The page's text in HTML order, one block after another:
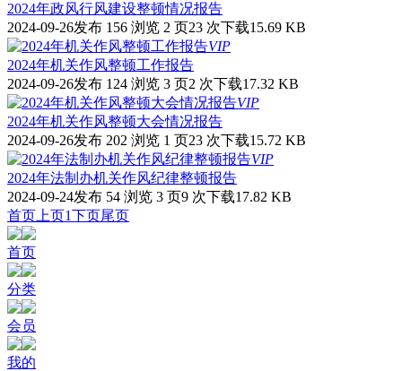
2024年政风行风建设整顿情况报告
2024-09-26发布 156 浏览 2 页23 次下载15.69 KB
VIP
2024年机关作风整顿工作报告
2024-09-26发布 124 浏览 3 页2 次下载17.32 KB
VIP
2024年机关作风整顿大会情况报告
2024-09-26发布 202 浏览 1 页23 次下载15.72 KB
VIP
2024年法制办机关作风纪律整顿报告
2024-09-24发布 54 浏览 3 页9 次下载17.82 KB
首页 上页1下页尾页
首页
分类
会员
我的